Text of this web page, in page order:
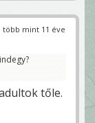
több mint 11 éve
tőle.